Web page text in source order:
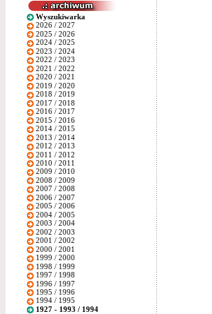
Wyszukiwarka
2026 / 2027
2025 / 2026
2024 / 2025
2023 / 2024
2022 / 2023
2021 / 2022
2020 / 2021
2019 / 2020
2018 / 2019
2017 / 2018
2016 / 2017
2015 / 2016
2014 / 2015
2013 / 2014
2012 / 2013
2011 / 2012
2010 / 2011
2009 / 2010
2008 / 2009
2007 / 2008
2006 / 2007
2005 / 2006
2004 / 2005
2003 / 2004
2002 / 2003
2001 / 2002
2000 / 2001
1999 / 2000
1998 / 1999
1997 / 1998
1996 / 1997
1995 / 1996
1994 / 1995
1927 - 1993 / 1994